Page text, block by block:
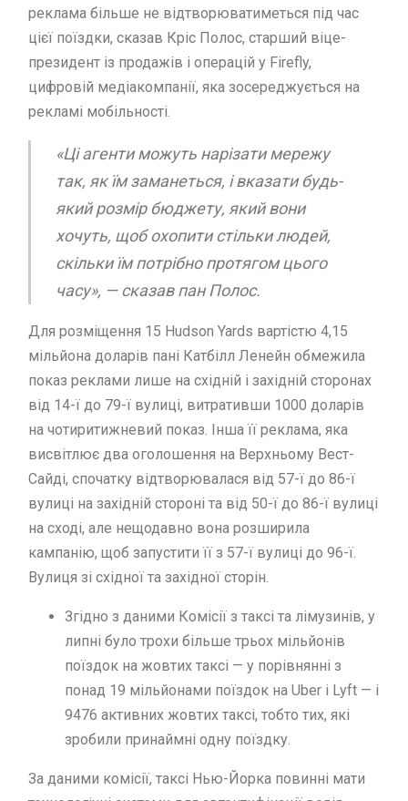
реклама більше не відтворюватиметься під час
цієї поїздки, сказав Кріс Полос, старший віце-
президент із продажів і операцій у Firefly,
цифровій медіакомпанії, яка зосереджується на
рекламі мобільності.
«Ці агенти можуть нарізати мережу
так, як їм заманеться, і вказати будь-
який розмір бюджету, який вони
хочуть, щоб охопити стільки людей,
скільки їм потрібно протягом цього
часу», — сказав пан Полос.
Для розміщення 15 Hudson Yards вартістю 4,15
мільйона доларів пані Катбілл Ленейн обмежила
показ реклами лише на східній і західній сторонах
від 14-ї до 79-ї вулиці, витративши 1000 доларів
на чотиритижневий показ. Інша її реклама, яка
висвітлює два оголошення на Верхньому Вест-
Сайді, спочатку відтворювалася від 57-ї до 86-ї
вулиці на західній стороні та від 50-ї до 86-ї вулиці
на сході, але нещодавно вона розширила
кампанію, щоб запустити її з 57-ї вулиці до 96-ї.
Вулиця зі східної та західної сторін.
Згідно з даними Комісії з таксі та лімузинів, у
липні було трохи більше трьох мільйонів
поїздок на жовтих таксі — у порівнянні з
понад 19 мільйонами поїздок на Uber і Lyft — і
9476 активних жовтих таксі, тобто тих, які
зробили принаймні одну поїздку.
За даними комісії, таксі Нью-Йорка повинні мати